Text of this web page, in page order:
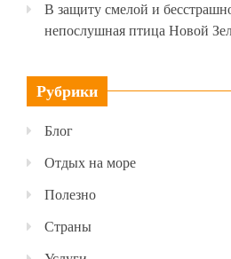
В защиту смелой и
непослушная птица Новой
Рубрики
Блог
Отдых на море
Полезно
Страны